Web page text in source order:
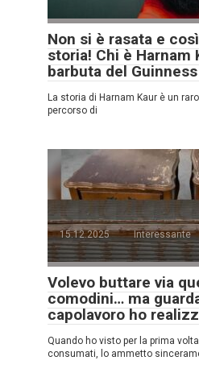
Non si è rasata e
storia! Chi è Harnam
barbuta del
La storia di Harnam Kaur è un
percorso di
15.12.2025
Interessante
Volevo buttare via
comodini… ma
capolavoro ho
Quando ho visto per la prima
consumati, lo ammetto